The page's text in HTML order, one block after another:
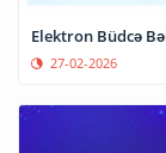
Elektron Büdcə
27-02-2026